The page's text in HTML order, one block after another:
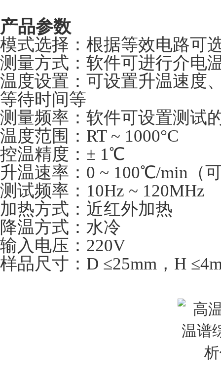
产品参数
模式选择：根据等效电路可
测量方式：软件可进行介电
温度设置：可设置升温速度
等待时间等
测量频率：软件可设置测试
温度范围：RT ~ 1000°C
控温精度：± 1℃
升温速率：0 ~ 100℃/min（
测试频率：10Hz ~ 120MHz
加热方式：近红外加热
降温方式：水冷
输入电压：220V
样品尺寸：D ≤25mm，H